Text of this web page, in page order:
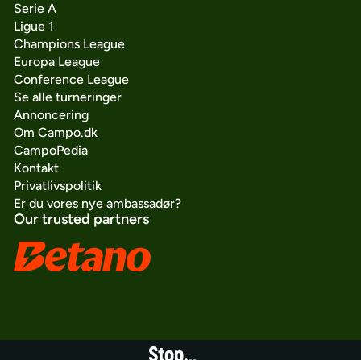
Serie A
Ligue 1
Champions League
Europa League
Conference League
Se alle turneringer
Annoncering
Om Campo.dk
CampoPedia
Kontakt
Privatlivspolitik
Er du vores nye ambassadør?
Our trusted partners